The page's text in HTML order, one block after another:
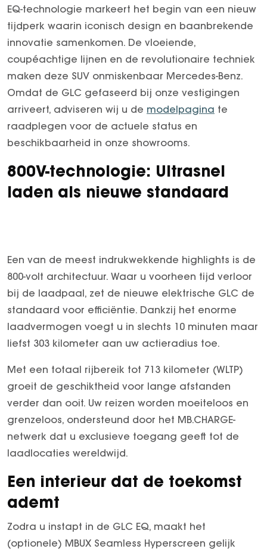
E-Klasse Limousine
EQA
EQB
EQE
EQE SUV
EQS
EQS SUV
EQV
G-Klasse
GLA
GLB
GLC
GLS
smart #3
smart #5
VOYAH
Free
Dream
Dongfeng
Mhero
BYD
SEAL
SEAL U
Arocs tot 500 ton
Econic
eEconic
FUSO
Fuso Canter
Fuso eCanter
Garantie verlengen
Gomes Select
Trucks
EQ-technologie markeert het begin van een nieuw
tijdperk waarin iconisch design en baanbrekende
innovatie samenkomen. De vloeiende,
coupéachtige lijnen en de revolutionaire techniek
maken deze SUV onmiskenbaar Mercedes-Benz.
Omdat de GLC gefaseerd bij onze vestigingen
arriveert, adviseren wij u de modelpagina te
raadplegen voor de actuele status en
beschikbaarheid in onze showrooms.
800V-technologie: Ultrasnel
laden als nieuwe standaard
Een van de meest indrukwekkende highlights is de
800-volt architectuur. Waar u voorheen tijd verloor
bij de laadpaal, zet de nieuwe elektrische GLC de
standaard voor efficiëntie. Dankzij het enorme
laadvermogen voegt u in slechts 10 minuten maar
liefst 303 kilometer aan uw actieradius toe.
Met een totaal rijbereik tot 713 kilometer (WLTP)
groeit de geschiktheid voor lange afstanden
verder dan ooit. Uw reizen worden moeiteloos en
grenzeloos, ondersteund door het MB.CHARGE-
netwerk dat u exclusieve toegang geeft tot de
laadlocaties wereldwijd.
Een interieur dat de toekomst
ademt
Zodra u instapt in de GLC EQ, maakt het
(optionele) MBUX Seamless Hyperscreen gelijk